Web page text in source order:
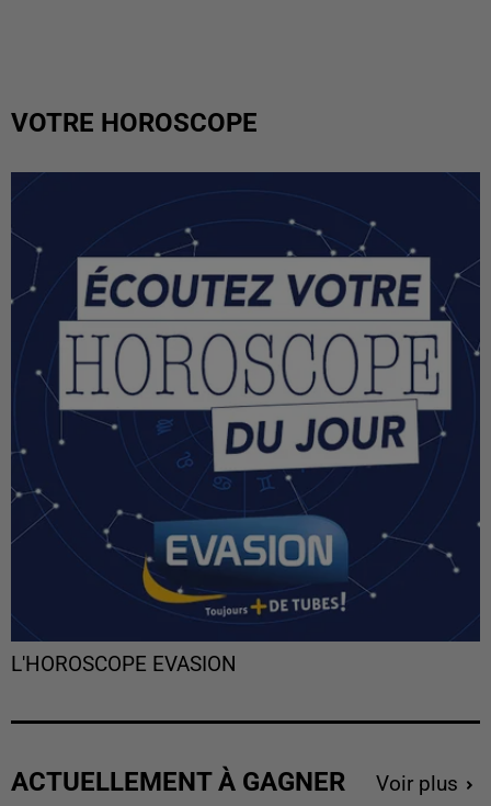
VOTRE HOROSCOPE
L'HOROSCOPE EVASION
ACTUELLEMENT À GAGNER Voir plus